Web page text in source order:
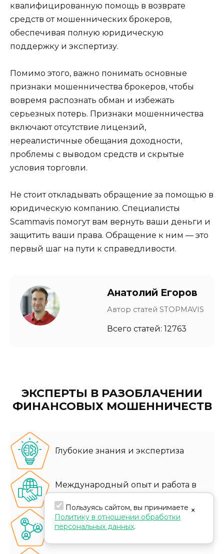
квалифицированную помощь в возврате
средств от мошеннических брокеров,
обеспечивая полную юридическую
поддержку и экспертизу.
Помимо этого, важно понимать основные
признаки мошенничества брокеров, чтобы
вовремя распознать обман и избежать
серьезных потерь. Признаки мошенничества
включают отсутствие лицензий,
нереалистичные обещания доходности,
проблемы с выводом средств и скрытые
условия торговли.
Не стоит откладывать обращение за помощью в
юридическую компанию. Специалисты
Scammavis помогут вам вернуть ваши деньги и
защитить ваши права. Обращение к ним — это
первый шаг на пути к справедливости.
Анатолий Егоров
Автор статей STOPMAVIS
Всего статей: 12763
ЭКСПЕРТЫ В РАЗОБЛАЧЕНИИ
ФИНАНСОВЫХ МОШЕННИЧЕСТВ
Глубокие знания и экспертиза
Международный опыт и работа в
различных юрисдикциях
Эффективные ресурсы и сеть
партнеров
×
Пользуясь сайтом, вы принимаете
Политику в отношении обработки
персональных данных.